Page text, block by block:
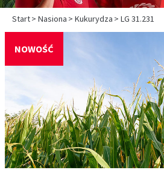
Start> Nasiona > Kukurydza > LG 31.231
NOWOŚĆ